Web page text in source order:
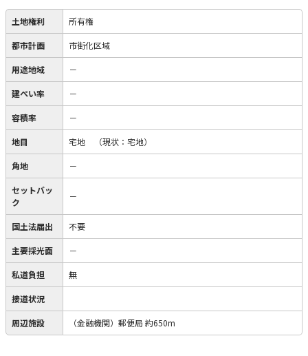
土地権利 所有権
都市計画 市街化区域
用途地域 －
建ぺい率 －
容積率 －
地目 宅地 （現状：宅地）
角地 －
セットバッ
ク
－
国土法届出 不要
主要採光面 －
私道負担 無
接道状況
周辺施設 （金融機関）郵便局 約650m